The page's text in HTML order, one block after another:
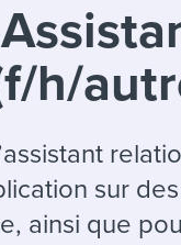
browse by
workplace
new ways of
Pick up tips
INSIGHTS
insights, guidance,
your job search:
& ANSWERS
interview
for each.
h/
sur
ainsi que